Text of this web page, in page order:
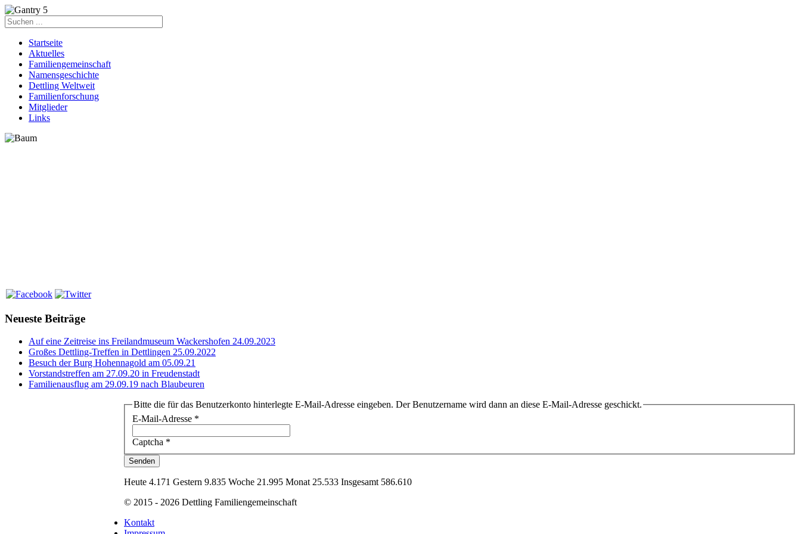
Startseite
Aktuelles
Familiengemeinschaft
Namensgeschichte
Dettling Weltweit
Familienforschung
Mitglieder
Links
Neueste Beiträge
Auf eine Zeitreise ins Freilandmuseum Wackershofen 24.09.2023
Großes Dettling-Treffen in Dettlingen 25.09.2022
Besuch der Burg Hohennagold am 05.09.21
Vorstandstreffen am 27.09.20 in Freudenstadt
Familienausflug am 29.09.19 nach Blaubeuren
Bitte die für das Benutzerkonto hinterlegte E-Mail-Adresse eingeben. Der Benutzername wird dann an diese E-Mail-Adresse geschickt.
E-Mail-Adresse *
Captcha *
Senden
Heute 4.171 Gestern 9.835 Woche 21.995 Monat 25.533 Insgesamt 586.610
© 2015 - 2026 Dettling Familiengemeinschaft
Kontakt